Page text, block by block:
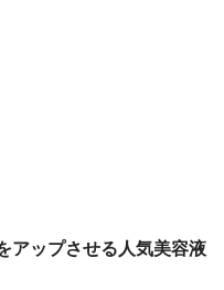
アップさせる人気美容液